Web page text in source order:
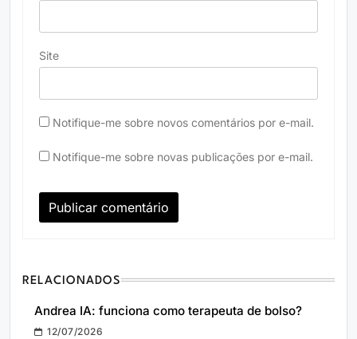
Site
Notifique-me sobre novos comentários por e-mail.
Notifique-me sobre novas publicações por e-mail.
RELACIONADOS
Andrea IA: funciona como terapeuta de bolso?
12/07/2026